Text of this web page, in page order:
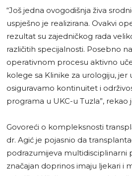
“Još jedna ovogodišnja živa
uspješno je realizirana. Ovakvi
rezultat su zajedničkog rada
različitih specijalnosti. Posebno
operativnom procesu aktivno
kolege sa Klinike za urologiju, jer
osiguravamo kontinuitet i
programa u UKC-u Tuzla”, rekao
Govoreći o kompleksnosti
dr. Agić je pojasnio da
podrazumijeva multidisciplinarni
značajan doprinos imaju ljekari i